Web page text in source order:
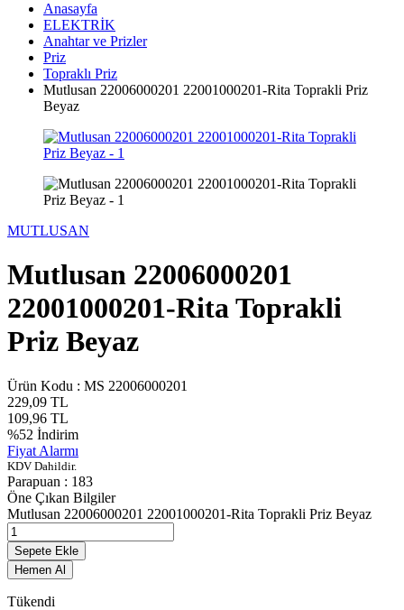
Anasayfa
ELEKTRİK
Anahtar ve Prizler
Priz
Topraklı Priz
Mutlusan 22006000201 22001000201-Rita Toprakli Priz
Beyaz
MUTLUSAN
Mutlusan 22006000201
22001000201-Rita Toprakli
Priz Beyaz
Ürün Kodu : MS 22006000201
229,09 TL
109,96 TL
%52 İndirim
Fiyat Alarmı
KDV Dahildir.
Parapuan : 183
Öne Çıkan Bilgiler
Mutlusan 22006000201 22001000201-Rita Toprakli Priz Beyaz
Sepete Ekle
Hemen Al
Tükendi